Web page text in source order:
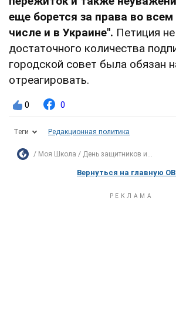
еще борется за права во
числе и в Украине". Петиция
достаточного количества
городской совет была обязан
отреагировать.
0 0
Теги Редакционная политика
Моя Школа День защитников и...
Вернуться на главную